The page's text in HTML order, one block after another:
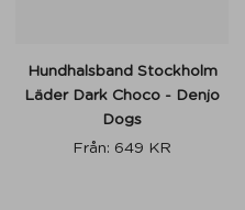
Hundhalsband Stockholm
Läder Dark Choco - Denjo
Dogs
Från: 649 KR